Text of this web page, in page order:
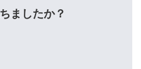
ましたか？